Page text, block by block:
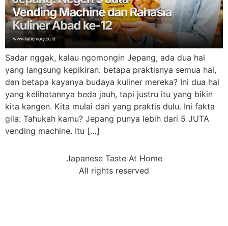
Sadar nggak, kalau ngomongin Jepang, ada dua hal
yang langsung kepikiran: betapa praktisnya semua hal,
dan betapa kayanya budaya kuliner mereka? Ini dua hal
yang kelihatannya beda jauh, tapi justru itu yang bikin
kita kangen. Kita mulai dari yang praktis dulu. Ini fakta
gila: Tahukah kamu? Jepang punya lebih dari 5 JUTA
vending machine. Itu […]
Japanese Taste At Home
All rights reserved